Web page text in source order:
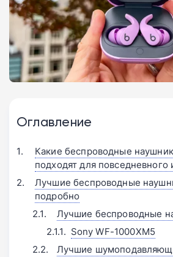
Оглавление
Какие беспроводные
подходят для повседневного
Лучшие беспроводные
подробно
Лучшие беспроводные
Sony WF-1000XM5
Лучшие